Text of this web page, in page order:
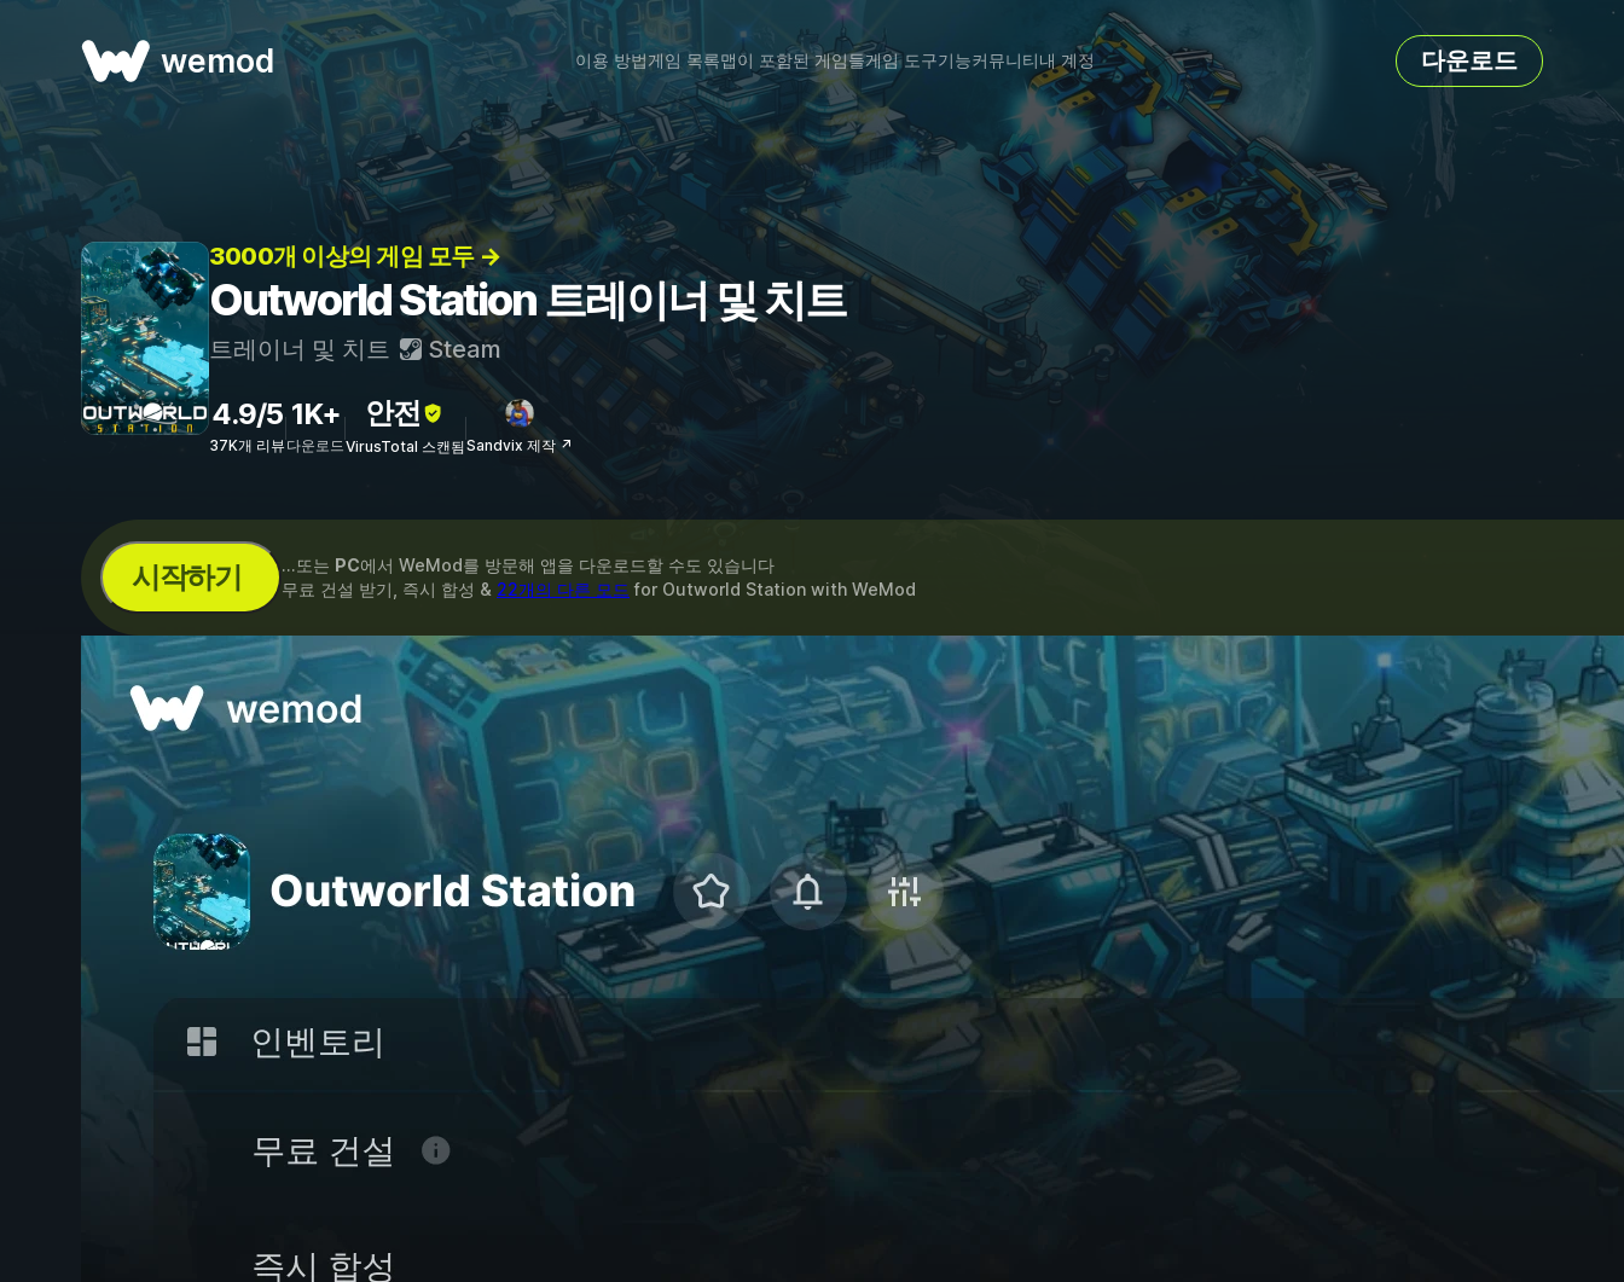
wemod 이용 방법게임 목록맵이 포함된 게임들게임 도구기능커뮤니티내 계정 다운로드
3000개 이상의 게임 모두 →
Outworld Station 트레이너 및 치트
트레이너 및 치트 Steam
4.9/5
37K개 리뷰
1K+
다운로드
안전
VirusTotal 스캔됨Sandvix 제작 ↗
시작하기 ...또는 PC에서 WeMod를 방문해 앱을 다운로드할 수도 있습니다
무료 건설 받기, 즉시 합성 & 22개의 다른 모드 for Outworld Station with WeMod